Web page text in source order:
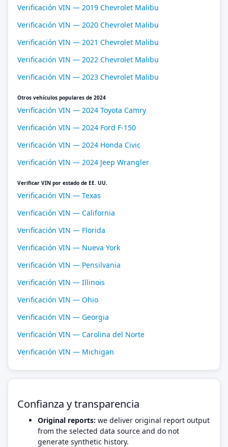
Verificación VIN — 2019 Chevrolet Malibu
Verificación VIN — 2020 Chevrolet Malibu
Verificación VIN — 2021 Chevrolet Malibu
Verificación VIN — 2022 Chevrolet Malibu
Verificación VIN — 2023 Chevrolet Malibu
Otros vehículos populares de 2024
Verificación VIN — 2024 Toyota Camry
Verificación VIN — 2024 Ford F-150
Verificación VIN — 2024 Honda Civic
Verificación VIN — 2024 Jeep Wrangler
Verificar VIN por estado de EE. UU.
Verificación VIN — Texas
Verificación VIN — California
Verificación VIN — Florida
Verificación VIN — Nueva York
Verificación VIN — Pensilvania
Verificación VIN — Illinois
Verificación VIN — Ohio
Verificación VIN — Georgia
Verificación VIN — Carolina del Norte
Verificación VIN — Michigan
Confianza y transparencia
Original reports: we deliver original report output
from the selected data source and do not
generate synthetic history.